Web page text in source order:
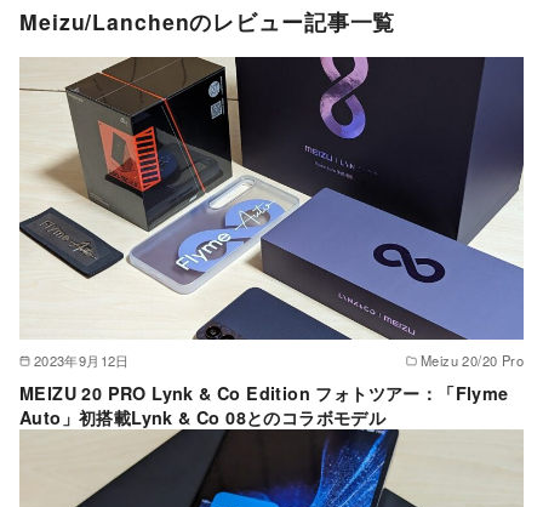
Meizu/Lanchenのレビュー記事一覧
2023年9月12日 Meizu 20/20 Pro
MEIZU 20 PRO Lynk & Co Edition フォトツアー：「Flyme
Auto」初搭載Lynk & Co 08とのコラボモデル